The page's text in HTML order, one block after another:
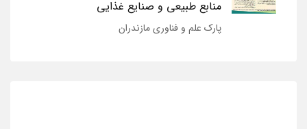
منابع طبیعی و صنایع غذایی
پارک علم و فناوری مازندران